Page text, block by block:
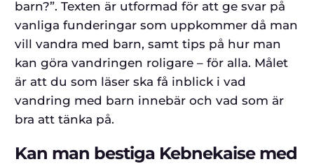
barn?”. Texten är utformad för att ge svar på
vanliga funderingar som uppkommer då man
vill vandra med barn, samt tips på hur man
kan göra vandringen roligare – för alla. Målet
är att du som läser ska få inblick i vad
vandring med barn innebär och vad som är
bra att tänka på.
Kan man bestiga Kebnekaise med